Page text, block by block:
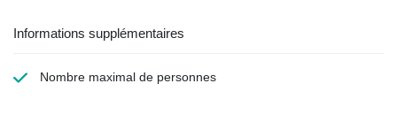
Informations supplémentaires
Nombre maximal de personnes